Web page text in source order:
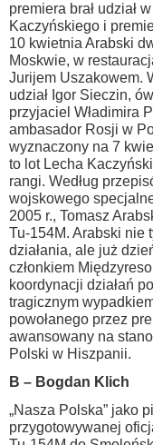
premiera brał udział
Kaczyńskiego i
10 kwietnia Arabski
Moskwie, w
Jurijem Uszakowem.
udział Igor Sieczin,
przyjaciel Władimira
ambasador Rosji w
wyznaczony na 7
to lot Lecha
rangi. Według
wojskowego
2005 r., Tomasz
Tu-154M. Arabski nie
działania, ale już
członkiem
koordynacji działań
tragicznym
powołanego przez
awansowany na
Polski w Hiszpanii.
B – Bogdan Klich
„Nasza Polska” jako
przygotowywanej